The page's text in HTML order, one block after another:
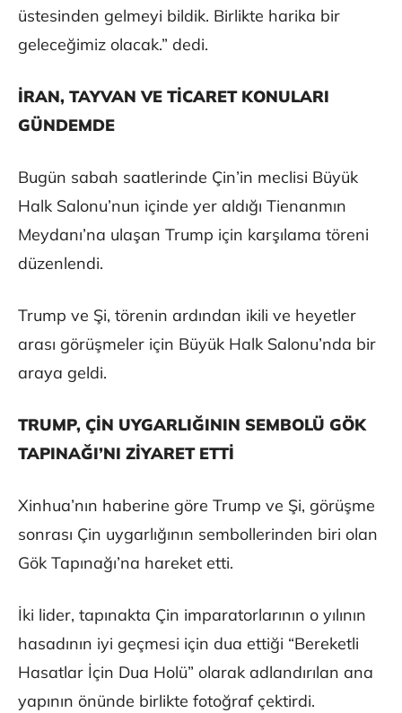
üstesinden gelmeyi bildik. Birlikte harika bir
geleceğimiz olacak.” dedi.
İRAN, TAYVAN VE TİCARET KONULARI
GÜNDEMDE
Bugün sabah saatlerinde Çin’in meclisi Büyük
Halk Salonu’nun içinde yer aldığı Tienanmın
Meydanı’na ulaşan Trump için karşılama töreni
düzenlendi.
Trump ve Şi, törenin ardından ikili ve heyetler
arası görüşmeler için Büyük Halk Salonu’nda bir
araya geldi.
TRUMP, ÇİN UYGARLIĞININ SEMBOLÜ GÖK
TAPINAĞI’NI ZİYARET ETTİ
Xinhua’nın haberine göre Trump ve Şi, görüşme
sonrası Çin uygarlığının sembollerinden biri olan
Gök Tapınağı’na hareket etti.
İki lider, tapınakta Çin imparatorlarının o yılının
hasadının iyi geçmesi için dua ettiği “Bereketli
Hasatlar İçin Dua Holü” olarak adlandırılan ana
yapının önünde birlikte fotoğraf çektirdi.